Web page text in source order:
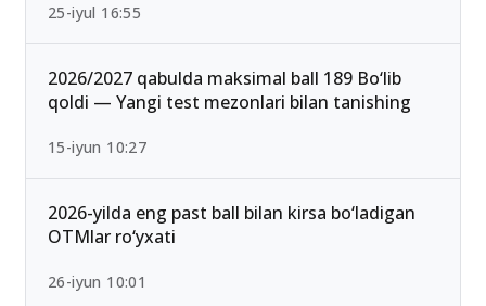
25-iyul 16:55
2026/2027 qabulda maksimal ball 189 Bo‘lib
qoldi — Yangi test mezonlari bilan tanishing
15-iyun 10:27
2026-yilda eng past ball bilan kirsa bo‘ladigan
OTMlar ro‘yxati
26-iyun 10:01